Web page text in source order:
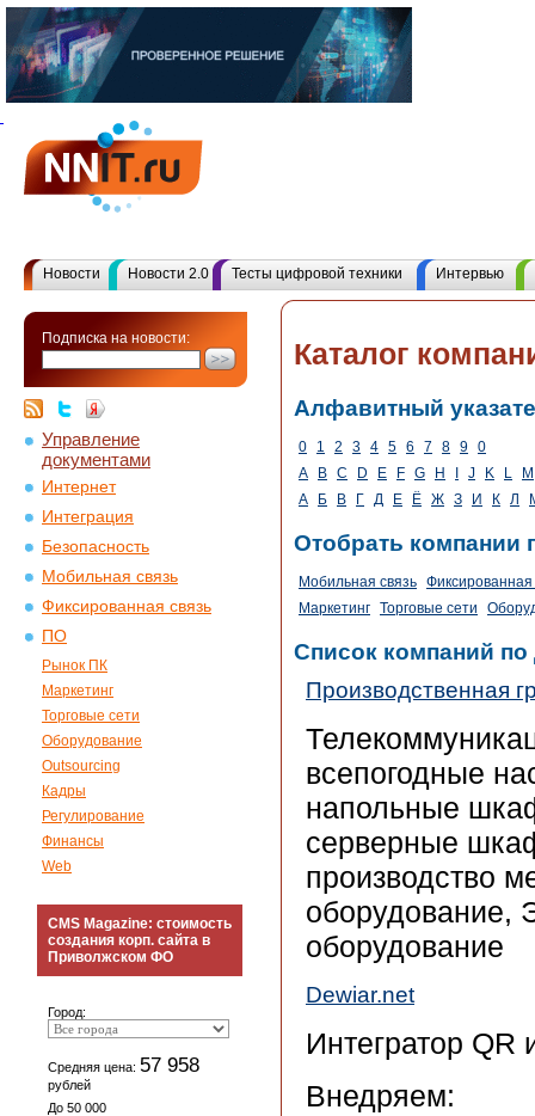
Новости Новости 2.0 Тесты цифровой техники Интервью
Подписка на новости:
Управление
документами
Интернет
Интеграция
Безопасность
Мобильная связь
Фиксированная связь
ПО
Рынок ПК
Маркетинг
Торговые сети
Оборудование
Outsourcing
Кадры
Регулирование
Финансы
Web
CMS Magazine: стоимость
создания корп. сайта в
Приволжском ФО
Город:
Средняя цена: 57 958
рублей
До 50 000
Каталог
Алфавитный
0 1 2 3 4 5 6 7 8 9 0
A
B C D E F G H J K L
M
А
Б В Г Д Е Ё Ж З И К Л
Отобрать компании
Мобильная связь Фиксированная
Маркетинг Торговые сети
Список компаний по
Производственная
всепогодные
напольные
серверные
производство
оборудование,
оборудование
Dewiar.net
Интегратор
Внедряем: